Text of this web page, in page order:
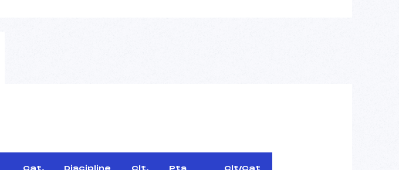
Cat. Discipline Clt. Pts Clt/Cat